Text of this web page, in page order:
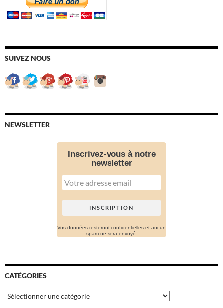
SUIVEZ NOUS
NEWSLETTER
Inscrivez-vous à notre
newsletter
Vos données resteront confidentielles et aucun
spam ne sera envoyé.
CATÉGORIES
Catégories